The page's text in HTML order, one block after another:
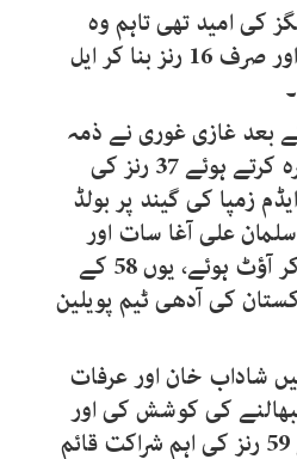
کی امید تھی تاہم وہ
بھی ناکام ثابت ہوئے اور صرف 16 رنز بنا کر ایل
بعد غازی غوری نے ذمہ
دارانہ بیٹنگ کا مظاہرہ کرتے ہوئے 37 رنز کی
زمپا کی گیند پر بولڈ
علی آغا سات اور
عبدالصمد دو رنز بنا کر آؤٹ ہوئے، یوں 58 کے
کی آدھی ٹیم پویلین
شاداب خان اور عرفات
کی کوشش کی اور
ساتویں وکٹ کے لیے 59 رنز کی اہم شراکت قائم